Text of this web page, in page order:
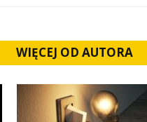
WIĘCEJ OD AUTORA